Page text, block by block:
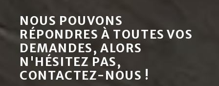
NOUS POUVONS
RÉPONDRES À TOUTES VOS
DEMANDES, ALORS
N'HÉSITEZ PAS,
CONTACTEZ-NOUS !